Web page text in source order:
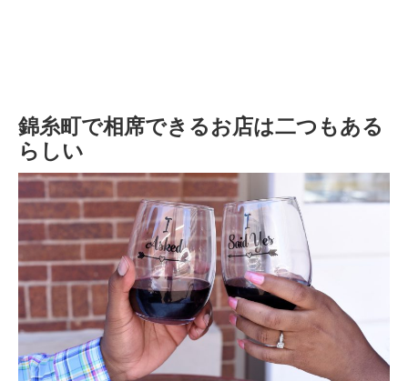
錦糸町で相席できるお店は二つもある
らしい